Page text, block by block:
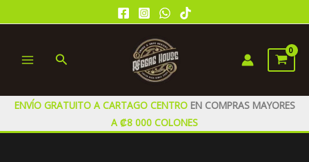
al
MENU
Buscar
ENVÍO GRATUITO A CARTAGO CENTRO EN COMPRAS MAYORES
A ₡8 000 COLONES